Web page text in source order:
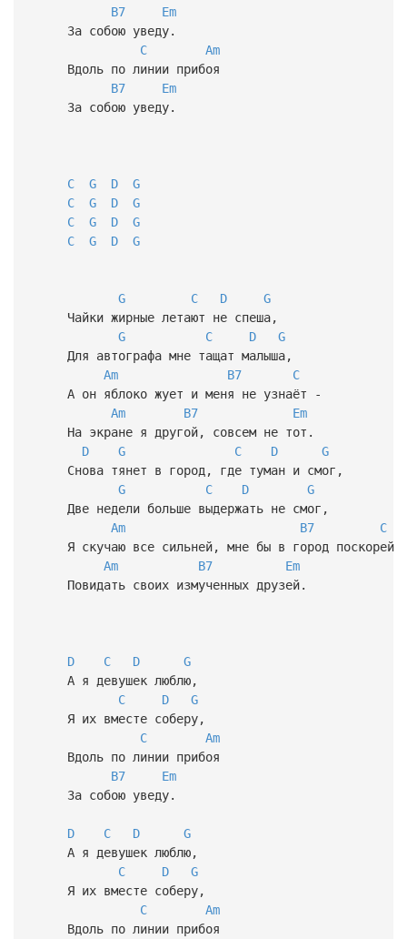
B7
Em
За собою уведу.
C
Am
Вдоль по линии прибоя
B7
Em
За собою уведу.
C G D
G
C
G D
G
C
G D
G
C
G D G
G C D
G
Чайки жирные летают не спеша,
G
C D
G
Для автографа мне тащат малыша,
Am
B7
C
А он яблоко жует и меня не узнаёт -
Am
B7
Em
На экране я другой, совсем не тот.
D
G C D
G
Снова тянет в город, где туман и смог,
G
C D
G
Две недели больше выдержать не смог,
Am
B7
C
Я скучаю все сильней, мне бы в город поскорей
Am
B7
Em
Повидать своих измученных друзей.
D C D
G
А я девушек люблю,
C
D
G
Я их вместе соберу,
C
Am
Вдоль по линии прибоя
B7
Em
За собою уведу.
D C D
G
А я девушек люблю,
C
D
G
Я их вместе соберу,
C
Am
Вдоль по линии прибоя